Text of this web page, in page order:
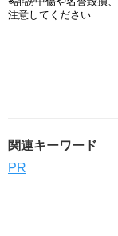
関連キーワード
PR